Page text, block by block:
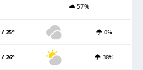
57%
/ 25º 0%
/ 26º 38%